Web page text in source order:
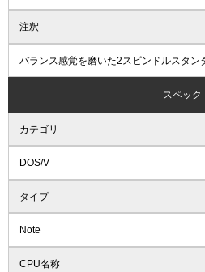
注釈
バランス感覚を磨いた2スピンドルスタン
スペック
カテゴリ
DOS/V
タイプ
Note
CPU名称